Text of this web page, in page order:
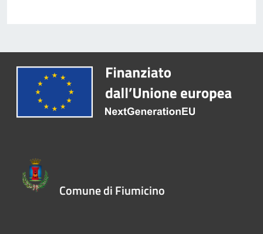
Comune di Fiumicino